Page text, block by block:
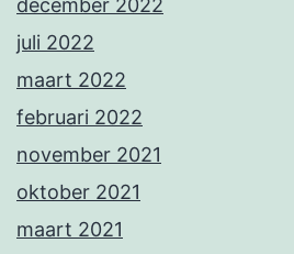
december 2022
juli 2022
maart 2022
februari 2022
november 2021
oktober 2021
maart 2021